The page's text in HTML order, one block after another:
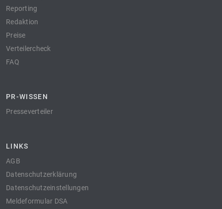
Reporting
Redaktion
Preise
Verteilercheck
FAQ
PR-WISSEN
Presseverteiler
LINKS
AGB
Datenschutzerklärung
Datenschutzeinstellungen
Meldeformular DSA